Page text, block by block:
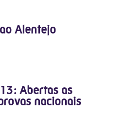
Alentejo
Abertas as
nacionais